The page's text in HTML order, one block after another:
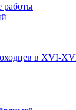
работы
в XVI-